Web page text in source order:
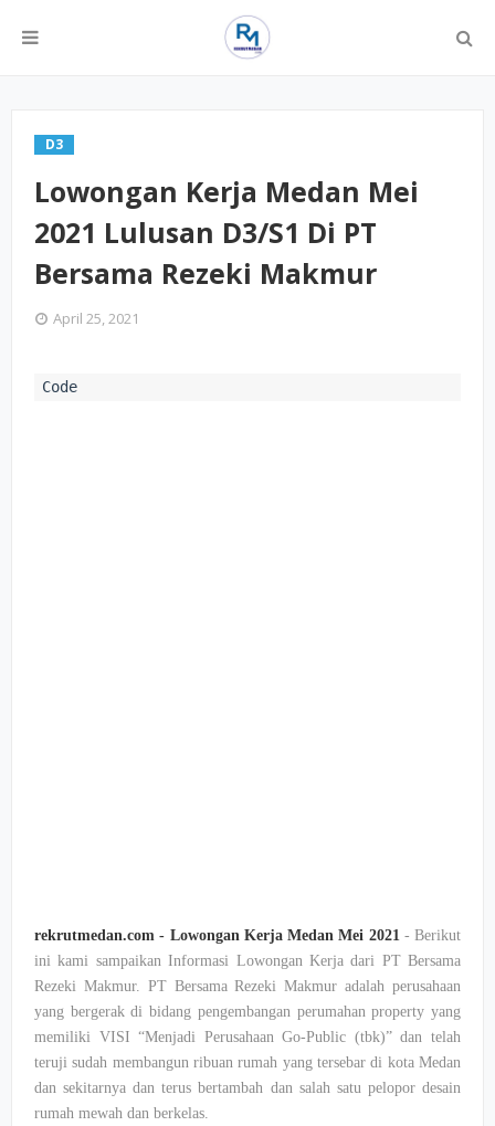
D3
Lowongan Kerja Medan Mei
2021 Lulusan D3/S1 Di PT
Bersama Rezeki Makmur
April 25, 2021
rekrutmedan.com - Lowongan Kerja Medan Mei 2021- Berikut
ini kami sampaikan Informasi Lowongan Kerja dari PT Bersama
Rezeki Makmur. PT Bersama Rezeki Makmur adalah perusahaan
yang bergerak di bidang pengembangan perumahan property yang
memiliki VISI “Menjadi Perusahaan Go-Public (tbk)” dan telah
teruji sudah membangun ribuan rumah yang tersebar di kota Medan
dan sekitarnya dan terus bertambah dan salah satu pelopor desain
rumah mewah dan berkelas.